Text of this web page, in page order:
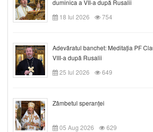
duminica a VII-a după Rusalii
18 Iul 2026
754
Adevăratul banchet: Meditația PF
VIII-a după Rusalii
25 Iul 2026
649
Zâmbetul speranței
05 Aug 2026 629